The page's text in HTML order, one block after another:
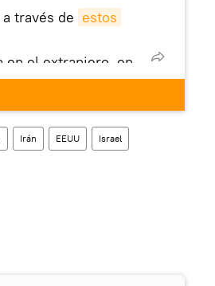
través de estos
en el extranjero, en
en tu dispositivo
Irán EEUU Israel